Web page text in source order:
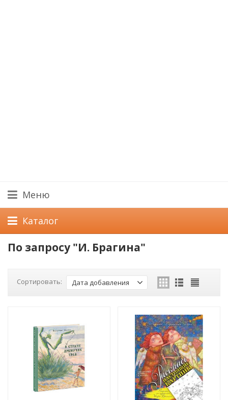
Меню
Каталог
По запросу "И. Брагина"
Сортировать: Дата добавления